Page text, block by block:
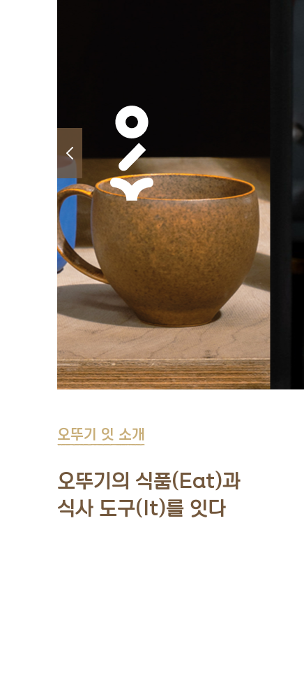
오뚜기 잇 소개
오뚜기의 식품(Eat)과
식사 도구(It)를 잇다